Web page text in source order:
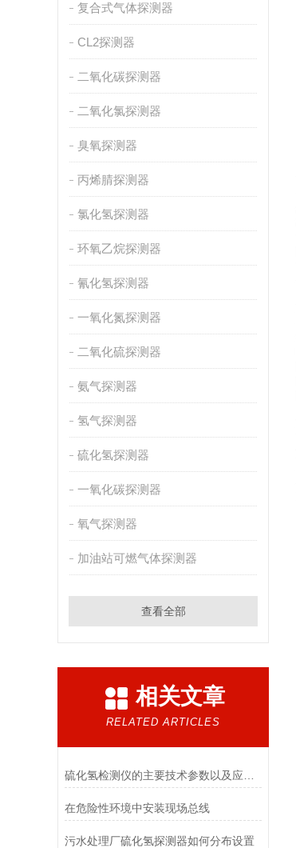
复合式气体探测器
CL2探测器
二氧化碳探测器
二氧化氯探测器
臭氧探测器
丙烯腈探测器
氯化氢探测器
环氧乙烷探测器
氰化氢探测器
一氧化氮探测器
二氧化硫探测器
氨气探测器
氢气探测器
硫化氢探测器
一氧化碳探测器
氧气探测器
加油站可燃气体探测器
查看全部
相关文章
RELATED ARTICLES
在危险性环境中安装现场总线
污水处理厂硫化氢探测器如何分布设置